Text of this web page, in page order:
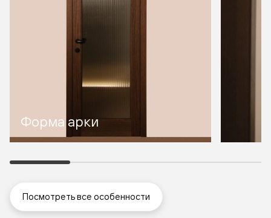
Форма арки
Посмотреть все особенности